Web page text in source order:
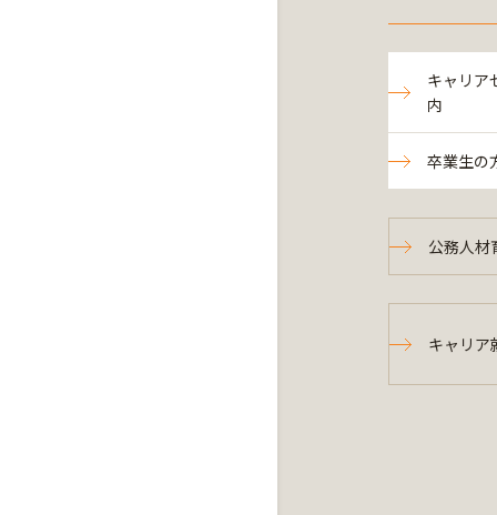
キャリア
内
卒業生の
公務人材
キャリア